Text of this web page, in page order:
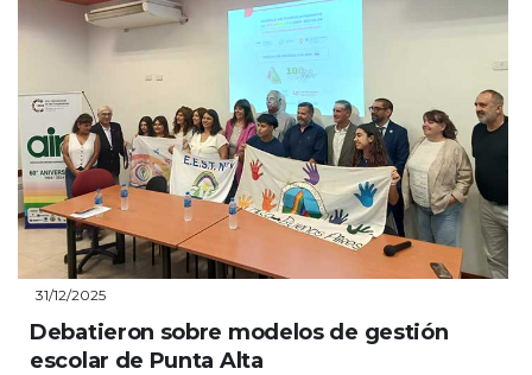
31/12/2025
Debatieron sobre modelos de gestión
escolar de Punta Alta